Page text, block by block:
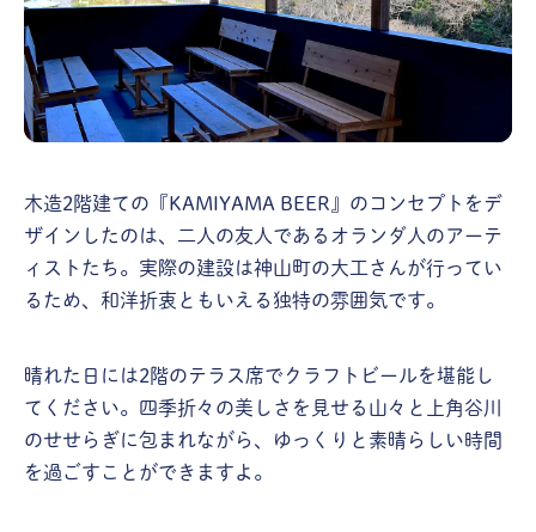
木造2階建ての『KAMIYAMA BEER』のコンセプトをデ
ザインしたのは、二人の友人であるオランダ人のアーテ
ィストたち。実際の建設は神山町の大工さんが行ってい
るため、和洋折衷ともいえる独特の雰囲気です。
晴れた日には2階のテラス席でクラフトビールを堪能し
てください。四季折々の美しさを見せる山々と上角谷川
のせせらぎに包まれながら、ゆっくりと素晴らしい時間
を過ごすことができますよ。